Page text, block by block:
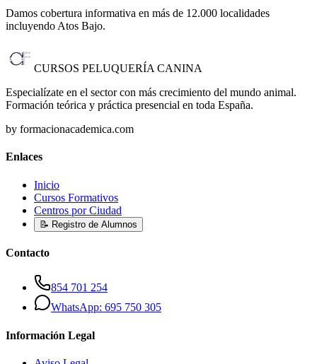
Damos cobertura informativa en más de 12.000 localidades
incluyendo Atos Bajo.
CURSOS PELUQUERÍA CANINA
Especialízate en el sector con más crecimiento del mundo animal.
Formación teórica y práctica presencial en toda España.
by formacionacademica.com
Enlaces
Inicio
Cursos Formativos
Centros por Ciudad
📝 Registro de Alumnos
Contacto
854 701 254
WhatsApp: 695 750 305
Información Legal